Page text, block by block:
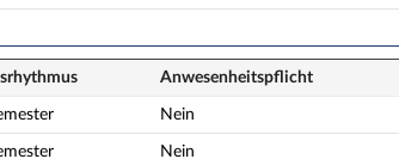
Anwesenheits­pflicht
Nein
Nein